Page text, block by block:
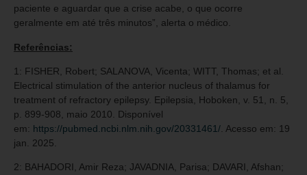
paciente e aguardar que a crise acabe, o que ocorre
geralmente em até três minutos”, alerta o médico.
Referências:
1: FISHER, Robert; SALANOVA, Vicenta; WITT, Thomas; et al.
Electrical stimulation of the anterior nucleus of thalamus for
treatment of refractory epilepsy. Epilepsia, Hoboken, v. 51, n. 5,
p. 899-908, maio 2010. Disponível
em: https://pubmed.ncbi.nlm.nih.gov/20331461/ . Acesso em: 19
jan. 2025.
2: BAHADORI, Amir Reza; JAVADNIA, Parisa; DAVARI, Afshan;